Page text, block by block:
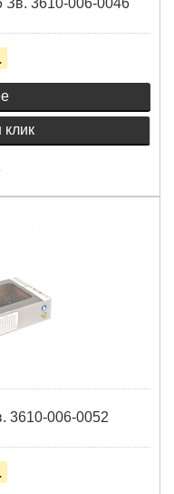
Зв. 3610-006-0046
клик
3610-006-0052